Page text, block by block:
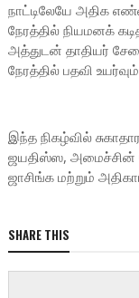
நாட்டிலேயே அதிக
நேரத்தில் நியமனக்
அத்துடன் தாதியர்
நேரத்தில் பதவி
இந்த நிகழ்வில்
ஜயதிஸ்ஸ, அமைச்சின்
ஜாசிங்க மற்றும்
SHARE THIS